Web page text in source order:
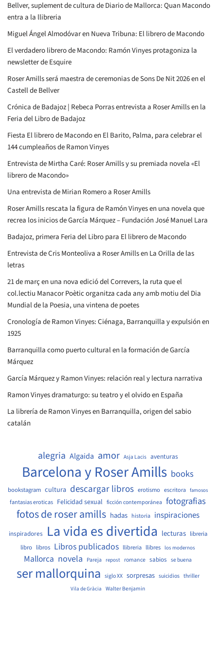
Bellver, suplement de cultura de Diario de Mallorca: Quan Macondo
entra a la llibreria
Miguel Ángel Almodóvar en Nueva Tribuna: El librero de Macondo
El verdadero librero de Macondo: Ramón Vinyes protagoniza la
newsletter de Esquire
Roser Amills será maestra de ceremonias de Sons De Nit 2026 en el
Castell de Bellver
Crónica de Badajoz | Rebeca Porras entrevista a Roser Amills en la
Feria del Libro de Badajoz
Fiesta El librero de Macondo en El Barito, Palma, para celebrar el
144 cumpleaños de Ramon Vinyes
Entrevista de Mirtha Caré: Roser Amills y su premiada novela «El
librero de Macondo»
Una entrevista de Mirian Romero a Roser Amills
Roser Amills rescata la figura de Ramón Vinyes en una novela que
recrea los inicios de García Márquez – Fundación José Manuel Lara
Badajoz, primera Feria del Libro para El librero de Macondo
Entrevista de Cris Monteoliva a Roser Amills en La Orilla de las
letras
21 de març en una nova edició del Correvers, la ruta que el
col.lectiu Manacor Poètic organitza cada any amb motiu del Dia
Mundial de la Poesia, una vintena de poetes
Cronología de Ramon Vinyes: Ciénaga, Barranquilla y expulsión en
1925
Barranquilla como puerto cultural en la formación de García
Márquez
García Márquez y Ramon Vinyes: relación real y lectura narrativa
Ramon Vinyes dramaturgo: su teatro y el olvido en España
La librería de Ramon Vinyes en Barranquilla, origen del sabio
catalán
alegria Algaida amor Asja Lacis aventuras
Barcelona y Roser Amills books
bookstagram cultura descargar libros erotismo escritora famosos
fantasias eroticas Felicidad sexual ficción contemporánea fotografias
fotos de roser amills hadas historia inspiraciones
inspiradores La vida es divertida lecturas libreria
libro libros Libros publicados llibreria llibres los modernos
Mallorca novela Pareja repost romance sabios se buena
ser mallorquina siglo XX sorpresas suicidios thriller
Vila de Gràcia Walter Benjamin